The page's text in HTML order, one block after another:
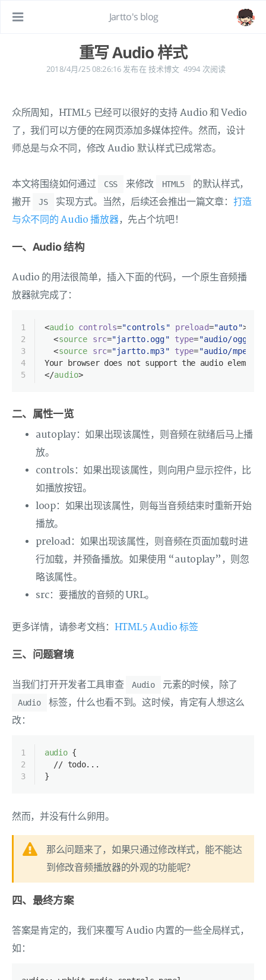
Jartto's blog
重写 Audio 样式
2018/4月/25 08:26:16 发布在 技术博文 4994 次阅读
众所周知，HTML5 已经可以很好的支持 Audio 和 Vedio
了，我们可以方便的在网页添加多媒体控件。然而，设计
师总是与众不同，修改 Audio 默认样式已成常态。
本文将围绕如何通过 CSS 来修改 HTML5
的默认样式，
撇开
JS 实现方式。当然，后续还会推出一篇文章： 打造
与众不同的 Audio 播放器，先占个坑吧！
一、Audio 结构
Audio 的用法很简单，插入下面的代码，一个原生音频播
放器就完成了：
1
2
3
4
5
<audio controls="controls" preload="auto">
<source src="jartto.ogg" type="audio/ogg"
<source src="jartto.mp3" type="audio/mpeg"
Your browser does not support the audio element.
</audio>
二、属性一览
autoplay：如果出现该属性，则音频在就绪后马上播
放。
controls：如果出现该属性，则向用户显示控件，比
如播放按钮。
loop：如果出现该属性，则每当音频结束时重新开始
播放。
preload：如果出现该属性，则音频在页面加载时进
行加载，并预备播放。如果使用 “autoplay”，则忽
略该属性。
src：要播放的音频的 URL。
更多详情，请参考文档： HTML5 Audio 标签
三、问题窘境
当我们打开开发者工具审查 Audio 元素的时候，除了
Audio
标签，什么也看不到。这时候，肯定有人想这么
改：
1
2
3
audio {
  // todo...
}
然而，并没有什么卵用。
那么问题来了，如果只通过修改样式，能不能达
到修改音频播放器的外观的功能呢？
四、最终方案
答案是肯定的，我们来覆写 Audio 内置的一些全局样式，
如：